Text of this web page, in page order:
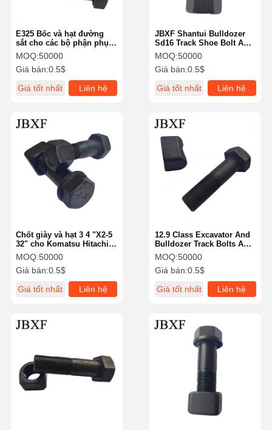
Buổi Trình
JBXF Shantui Bulldozer
Sd16 Track Shoe Bolt And
Nut 203MA-00026 203MM-
00062 20*62 20*69
MOQ:50000
Giá bán:0.5$
Giá tốt nhất
Liên hệ
E325 Bốc và hạt đường
sắt cho các bộ phận phụ
tùng máy khoan đường
sắt liên kết gói gỗ
MOQ:50000
Giá bán:0.5$
Giá tốt nhất
Liên hệ
12.9 Class Excavator And
Bulldozer Track Bolts And
Nuts 20mm Cho
SUMITOMO KOBELCO
Các máy đào và máy kéo
MOQ:50000
Giá bán:0.5$
Giá tốt nhất
Liên hệ
Chốt giày và hạt 3 4 "X2-5
32" cho Komatsu Hitachi
Volvo bộ phận máy đào
1S1859 1S1860
MOQ:50000
Giá bán:0.5$
Giá tốt nhất
Liên hệ